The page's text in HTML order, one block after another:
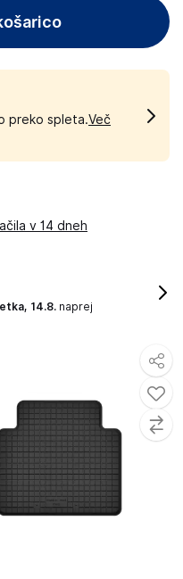
preko spleta.Več
v 14 dneh
14.8. naprej